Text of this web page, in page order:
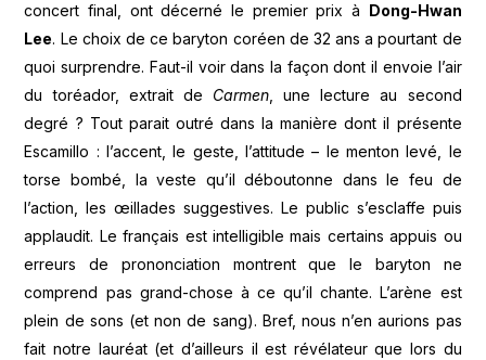
concert final, ont décerné le premier prix à
Dong-Hwan
Lee. Le choix de ce baryton coréen de 32 ans a pourtant de
quoi surprendre. Faut-il voir dans la façon dont il envoie l’air
du toréador, extrait de Carmen, une lecture au second
degré ? Tout parait outré dans la manière dont il présente
Escamillo : l’accent, le geste, l’attitude – le menton levé, le
torse bombé, la veste qu’il déboutonne dans le feu de
l’action, les œillades suggestives. Le public s’esclaffe puis
applaudit. Le français est intelligible mais certains appuis ou
erreurs de prononciation montrent que le baryton ne
comprend pas grand-chose à ce qu’il chante. L’arène est
plein de sons (et non de sang). Bref, nous n’en aurions pas
fait notre lauréat (et d’ailleurs il est révélateur que lors du